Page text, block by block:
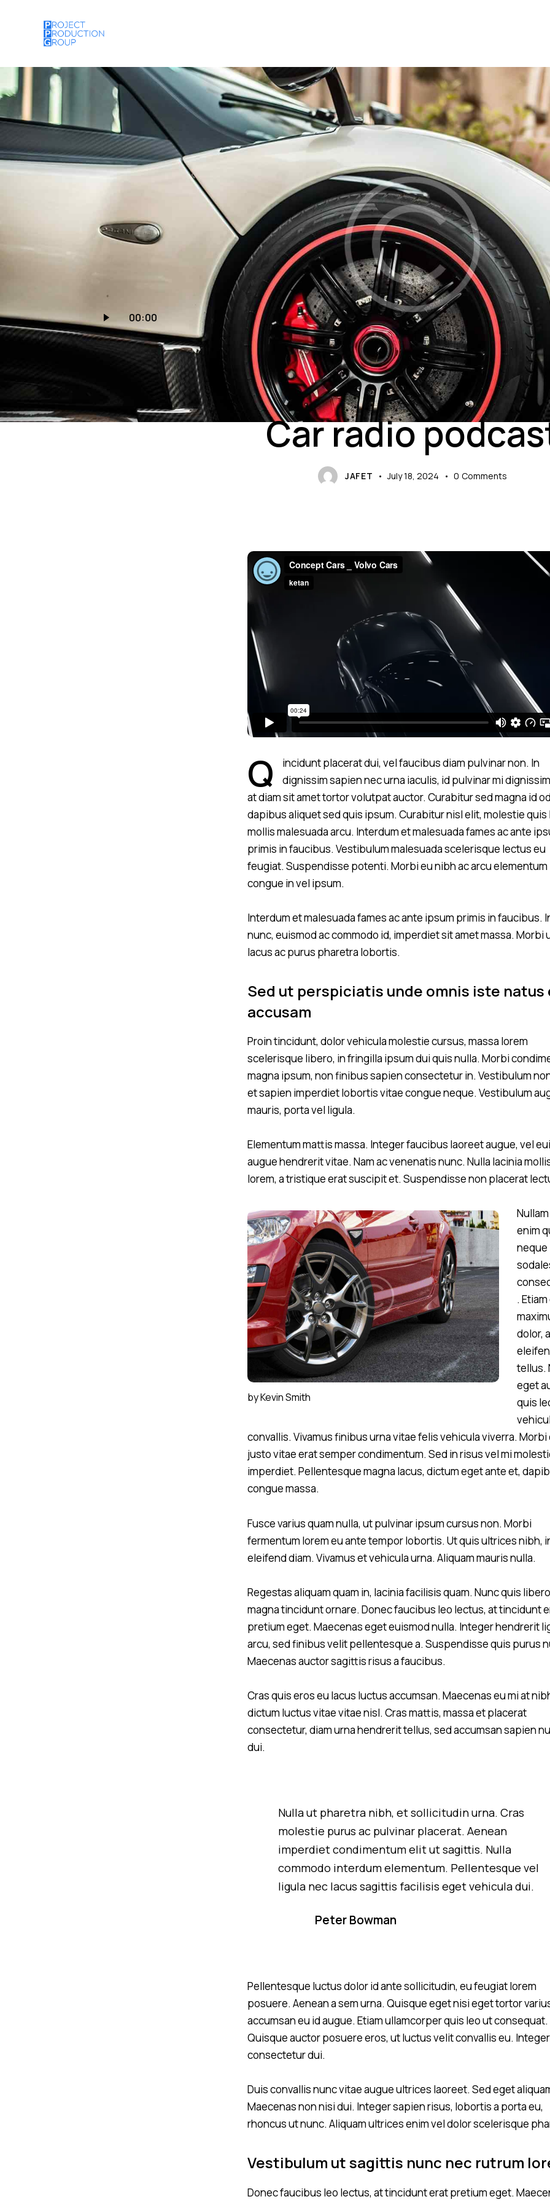
Player
00:00
FORMATS
Car radio
JAFET July 18, 2024 0 Comments
Q
incidunt placerat dui, vel faucibus diam pulvinar non. In
dignissim sapien nec urna iaculis, id pulvinar mi
at diam sit amet tortor volutpat auctor. Curabitur sed magna id
dapibus aliquet sed quis ipsum. Curabitur nisl elit, molestie quis
mollis malesuada arcu. Interdum et malesuada fames ac ante
primis in faucibus. Vestibulum malesuada scelerisque lectus eu
feugiat. Suspendisse potenti. Morbi eu nibh ac arcu elementum
congue in vel ipsum.
Interdum et malesuada fames ac ante ipsum primis in faucibus.
nunc, euismod ac commodo id, imperdiet sit amet massa. Morbi
lacus ac purus pharetra lobortis.
Sed ut perspiciatis unde omnis iste natus
accusam
Proin tincidunt, dolor vehicula molestie cursus, massa lorem
scelerisque libero, in fringilla ipsum dui quis nulla. Morbi
magna ipsum, non finibus sapien consectetur in. Vestibulum
et sapien imperdiet lobortis vitae congue neque. Vestibulum
mauris, porta vel ligula.
Elementum mattis massa. Integer faucibus laoreet augue, vel
augue hendrerit vitae. Nam ac venenatis nunc. Nulla lacinia
lorem, a tristique erat suscipit et. Suspendisse non placerat
byKevin Smith
enim
neque
.
dolor, a
tellus.
eget
quis
convallis. Vivamus finibus urna vitae felis vehicula viverra. Morbi
justo vitae erat semper condimentum. Sed in risus vel mi
imperdiet. Pellentesque magna lacus, dictum eget ante et,
congue massa.
Fusce varius quam nulla, ut pulvinar ipsum cursus non. Morbi
fermentum lorem eu ante tempor lobortis. Ut quis ultrices nibh,
eleifend diam. Vivamus et vehicula urna. Aliquam mauris nulla.
Regestas aliquam quam in, lacinia facilisis quam. Nunc quis
magna tincidunt ornare. Donec faucibus leo lectus, at tincidunt
pretium eget. Maecenas eget euismod nulla. Integer hendrerit
arcu, sed finibus velit pellentesque a. Suspendisse quis purus
Maecenas auctor sagittis risus a faucibus.
Cras quis eros eu lacus luctus accumsan. Maecenas eu mi at
dictum luctus vitae vitae nisl. Cras mattis, massa et placerat
consectetur, diam urna hendrerit tellus, sed accumsan sapien
dui.
Nulla ut pharetra nibh, et sollicitudin urna. Cras
molestie purus ac pulvinar placerat. Aenean
imperdiet condimentum elit ut sagittis. Nulla
commodo interdum elementum. Pellentesque vel
ligula nec lacus sagittis facilisis eget vehicula dui.
Peter Bowman
Pellentesque luctus dolor id ante sollicitudin, eu feugiat lorem
posuere. Aenean a sem urna. Quisque eget nisi eget tortor
accumsan eu id augue. Etiam ullamcorper quis leo ut consequat.
Quisque auctor posuere eros, ut luctus velit convallis eu.
consectetur dui.
Duis convallis nunc vitae augue ultrices laoreet. Sed eget
Maecenas non nisi dui. Integer sapien risus, lobortis a porta eu,
rhoncus ut nunc. Aliquam ultrices enim vel dolor scelerisque
Vestibulum ut sagittis nunc nec rutrum
Donec faucibus leo lectus, at tincidunt erat pretium eget.